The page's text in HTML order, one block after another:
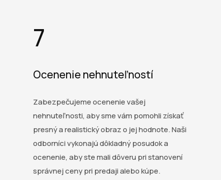
7
Ocenenie nehnuteľností
Zabezpečujeme ocenenie vašej
nehnuteľnosti, aby sme vám pomohli získať
presný a realistický obraz o jej hodnote. Naši
odborníci vykonajú dôkladný posudok a
ocenenie, aby ste mali dôveru pri stanovení
správnej ceny pri predaji alebo kúpe.